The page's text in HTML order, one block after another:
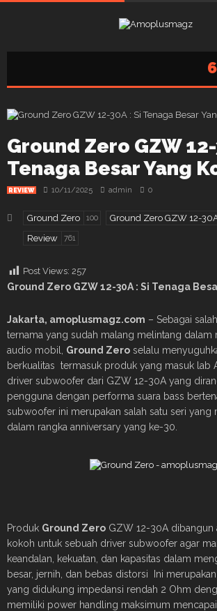
6
Ground Zero GZW 12-
Tenaga Besar Yang
REVIEW 10/11/2025 admin 0
Ground Zero 100 Ground Zero GZW 12-
Review 761
Post Views: 257
Ground Zero GZW 12-30A : Si Tenaga
Jakarta, amoplusmagz.com – Sebagai
ternama yang sudah malang melintang dalam
audio mobil, Ground Zero selalu
berkualitas termasuk produk yang masuk lab
driver subwoofer dari GZW 12-30A yang
pengguna dengan performa suara bass
subwoofer ini merupakan salah satu seri yang
dalam rangka anniversary yang ke-30.
Produk Ground Zero GZW 12-30A dibangun
kokoh untuk sebuah driver subwoofer agar
keandalan, kekuatan, dan kapasitas dalam
besar, jernih, dan bebas distorsi Ini
yang didukung impedansi rendah 2 Ohm
memiliki power handling maksimum